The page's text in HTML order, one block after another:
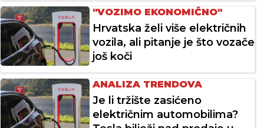
"VOZIMO EKONOMIČNO"
Hrvatska želi više električnih
vozila, ali pitanje je što vozače
još koči
ANALIZA TRENDOVA
Je li tržište zasićeno
električnim automobilima?